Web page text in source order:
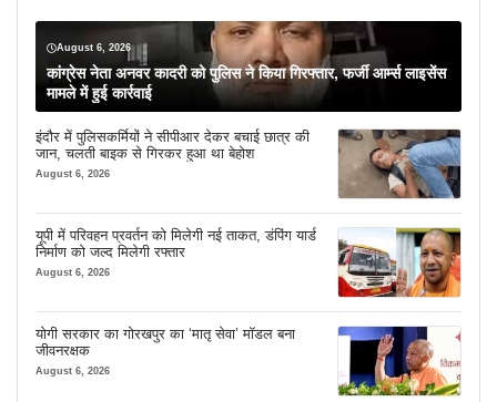
August 6, 2026
कांग्रेस नेता अनवर कादरी को पुलिस ने किया गिरफ्तार, फर्जी आर्म्स लाइसेंस
मामले में हुई कार्रवाई
इंदौर में पुलिसकर्मियों ने सीपीआर देकर बचाई छात्र की
जान, चलती बाइक से गिरकर हुआ था बेहोश
August 6, 2026
यूपी में परिवहन प्रवर्तन को मिलेगी नई ताकत, डंपिंग यार्ड
निर्माण को जल्द मिलेगी रफ्तार
August 6, 2026
योगी सरकार का गोरखपुर का ‘मातृ सेवा’ मॉडल बना
जीवनरक्षक
August 6, 2026